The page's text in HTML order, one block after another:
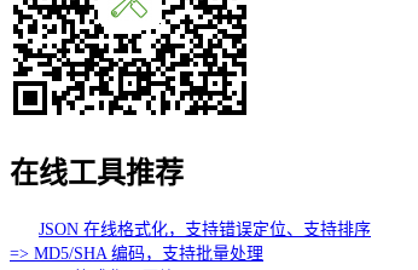
在线工具推荐
JSON 在线格式化，支持错误定位、支持排序
=> MD5/SHA 编码，支持批量处理